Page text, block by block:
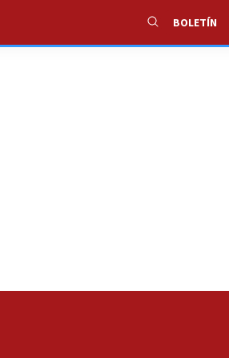
ShowBOLETÍN